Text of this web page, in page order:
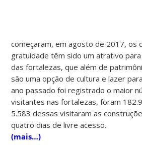
começaram, em agosto de 2017, os
gratuidade têm sido um atrativo para
das fortalezas, que além de
são uma opção de cultura e lazer
ano passado foi registrado o maior
visitantes nas fortalezas, foram
5.583 dessas visitaram as
quatro dias de livre acesso.
(mais…)